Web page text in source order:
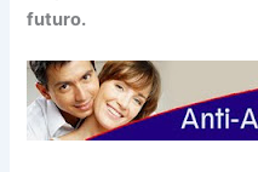
futuro.